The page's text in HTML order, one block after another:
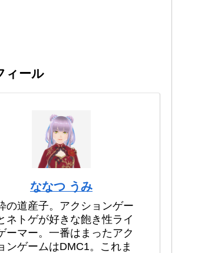
ィール
ななつ うみ
の道産子。アクションゲー
ネトゲが好きな飽き性ライ
ーマー。一番はまったアク
ンゲームはDMC1。これま